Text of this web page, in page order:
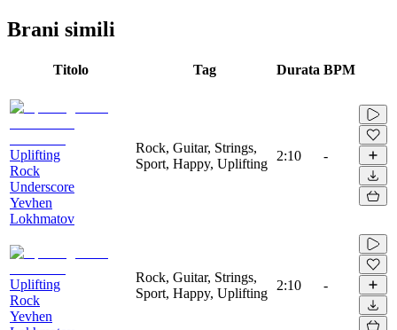
Brani simili
Titolo Tag Durata BPM
Uplifting
Rock
Underscore
Yevhen
Lokhmatov
Rock, Guitar, Strings,
Sport, Happy, Uplifting
2:10 -
Uplifting
Rock
Yevhen
Rock, Guitar, Strings,
Sport, Happy, Uplifting
2:10 -